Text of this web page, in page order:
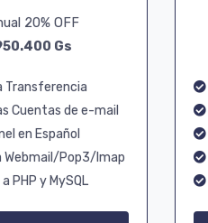
20% OFF
Gs
Transferencia
Cuentas de e-mail
en Español
Webmail/Pop3/Imap
PHP y MySQL